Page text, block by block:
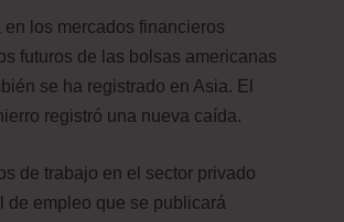
los mercados financieros
futuros de las bolsas americanas
se ha registrado en Asia. El
registró una nueva caída.
de trabajo en el sector privado
de empleo que se publicará